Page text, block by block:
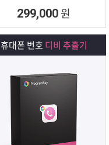
299,000 원
휴대폰 번호 디비 추출기